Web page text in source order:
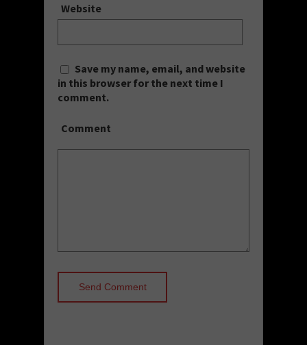
Website
Save my name, email, and website
in this browser for the next time I
comment.
Comment